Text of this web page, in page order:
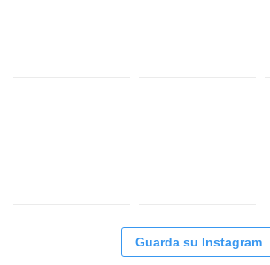
Guarda su Instagram